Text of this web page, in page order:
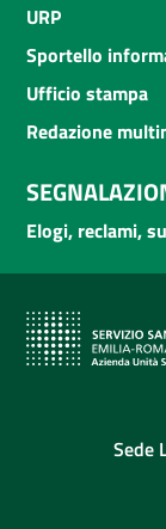
URP
Sportello
Ufficio stampa
Redazione
Elogi, reclami,
Sede